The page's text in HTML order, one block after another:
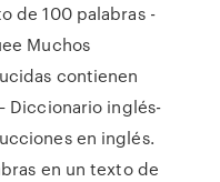
de 100 palabras -
Muchos
contienen
Diccionario inglés-
en inglés.
en un texto de